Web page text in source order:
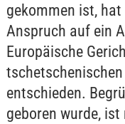
gekommen ist,
Anspruch auf ein
Europäische
entschieden.
geboren wurde,